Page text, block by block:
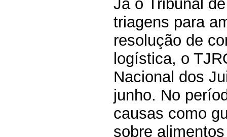
Já o Tribunal
triagens para
resolução de
logística, o
Nacional dos
junho. No
causas como
sobre